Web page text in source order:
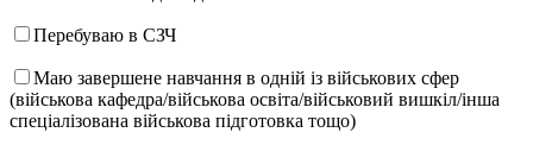
Перебуваю в СЗЧ
Маю завершене навчання в одній із військових сфер
(військова кафедра/військова освіта/військовий вишкіл/інша
спеціалізована військова підготовка тощо)